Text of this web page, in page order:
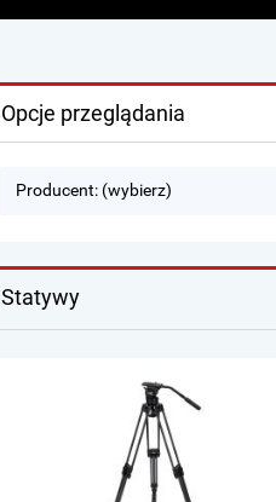
Opcje przeglądania
Producent: (wybierz)
Statywy